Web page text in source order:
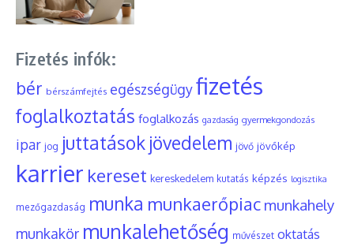
Fizetés infók:
bér bérszámfejtés egészségügyfizetés
foglalkoztatás foglalkozás gazdaság gyermekgondozás
ipar jog juttatások jövedelem jövő jövőkép
karrier kereset kereskedelem kutatás képzés logisztika
mezőgazdaság munka munkaerőpiac munkahely
munkakör munkalehetőség művészet oktatás